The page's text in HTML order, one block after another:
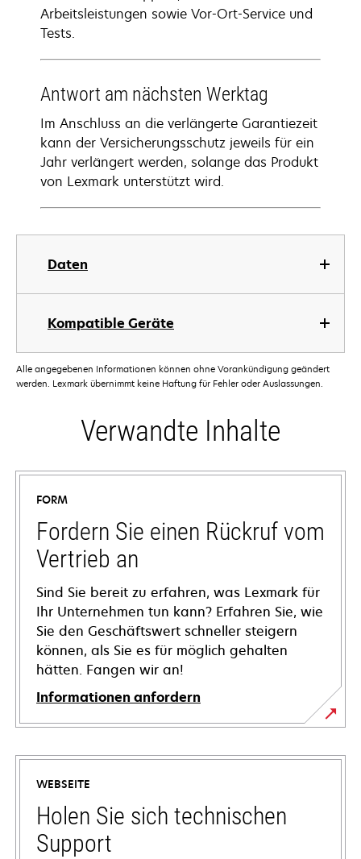
Daten
Kompatible Geräte
Arbeitsleistungen sowie Vor-Ort-Service und
Tests.
Antwort am nächsten Werktag
Im Anschluss an die verlängerte Garantiezeit
kann der Versicherungsschutz jeweils für ein
Jahr verlängert werden, solange das Produkt
von Lexmark unterstützt wird.
Alle angegebenen Informationen können ohne Vorankündigung geändert
werden. Lexmark übernimmt keine Haftung für Fehler oder Auslassungen.
Verwandte Inhalte
FORM
Fordern Sie einen Rückruf vom
Vertrieb an
Sind Sie bereit zu erfahren, was Lexmark für
Ihr Unternehmen tun kann? Erfahren Sie, wie
Sie den Geschäftswert schneller steigern
können, als Sie es für möglich gehalten
hätten. Fangen wir an!
Informationen anfordern
WEBSEITE
Holen Sie sich technischen
Support